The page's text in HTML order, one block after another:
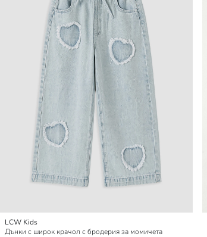
LCW Kids
Дънки с широк крачол с бродерия за момичета